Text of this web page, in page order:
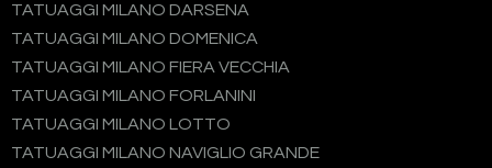
TATUAGGI MILANO DARSENA
TATUAGGI MILANO DOMENICA
TATUAGGI MILANO FIERA VECCHIA
TATUAGGI MILANO FORLANINI
TATUAGGI MILANO LOTTO
TATUAGGI MILANO NAVIGLIO GRANDE